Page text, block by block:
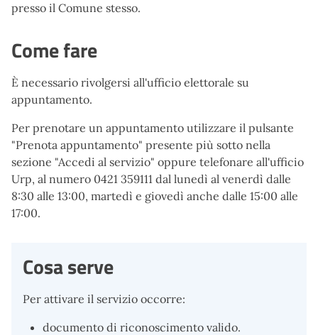
presso il Comune stesso.
Come fare
È necessario rivolgersi all'ufficio elettorale su
appuntamento.
Per prenotare un appuntamento utilizzare il pulsante
"Prenota appuntamento" presente più sotto nella
sezione "Accedi al servizio" oppure telefonare all'ufficio
Urp, al numero 0421 359111 dal lunedì al venerdì dalle
8:30 alle 13:00, martedì e giovedì anche dalle 15:00 alle
17:00.
Cosa serve
Per attivare il servizio occorre:
documento di riconoscimento valido.